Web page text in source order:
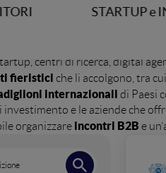
STARTUP e
centri di ricerca, digital
fieristici che li accolgono, tra
internazionali di Paesi
e le aziende che
organizzare incontri B2B e